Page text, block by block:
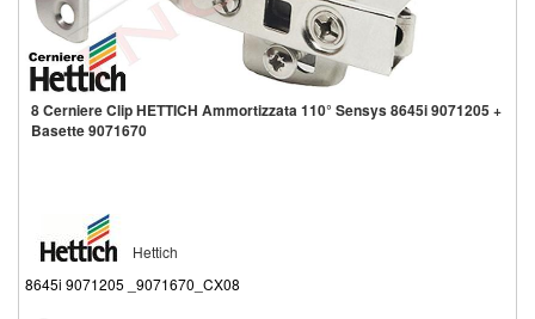
8 Cerniere Clip HETTICH Ammortizzata 110° Sensys 8645i 9071205 +
Basette 9071670
Hettich
8645i 9071205 _9071670_CX08